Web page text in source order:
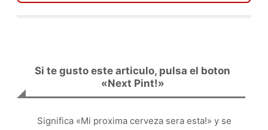
Si te gusto este articulo, pulsa el boton
«Next Pint!»
Significa «Mi proxima cerveza sera esta!» y se